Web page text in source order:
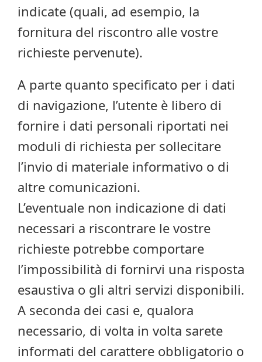
indicate (quali, ad esempio, la
fornitura del riscontro alle vostre
richieste pervenute).
A parte quanto specificato per i dati
di navigazione, l’utente è libero di
fornire i dati personali riportati nei
moduli di richiesta per sollecitare
l’invio di materiale informativo o di
altre comunicazioni.
L’eventuale non indicazione di dati
necessari a riscontrare le vostre
richieste potrebbe comportare
l’impossibilità di fornirvi una risposta
esaustiva o gli altri servizi disponibili.
A seconda dei casi e, qualora
necessario, di volta in volta sarete
informati del carattere obbligatorio o